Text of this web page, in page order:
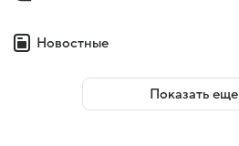
Новостные
Показать еще